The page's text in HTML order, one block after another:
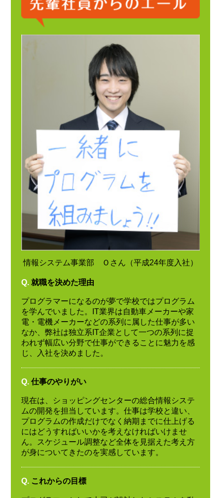
情報システム事業部 Ｏさん（平成24年度入社）
Q. 就職を決めた理由
プログラマーになるのが夢で学校ではプログラム
を学んでいました。IT業界は自動車メーカーや家
電・電機メーカーなどの系列に属した仕事が多い
なか、弊社は独立系IT企業として一つの系列に捉
われず幅広い分野で仕事ができることに魅力を感
じ、入社を決めました。
Q. 仕事のやりがい
現在は、ショッピングセンターの総合情報システ
ムの開発を担当しています。仕事は学校と違い、
プログラムの作成だけでなく納期までに仕上げる
にはどうすればいいかを考えなければいけませ
ん。スケジュール調整など全体を見据えた考え方
が身についてきたのを実感しています。
Q. これからの目標